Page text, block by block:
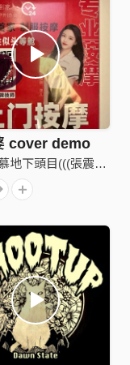
cover demo
海雅谷慕地下頭目(((張震嶽)))